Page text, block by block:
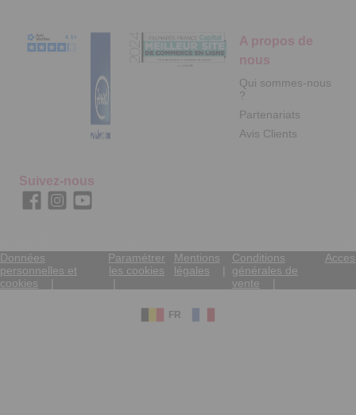
A propos de
nous
Qui sommes-nous
?
Partenariats
Avis Clients
Suivez-nous
Données
personnelles et
cookies
Paramétrer
les cookies
Mentions
légales
Conditions
générales de
vente
FR